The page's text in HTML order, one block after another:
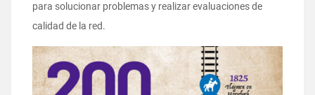
para solucionar problemas y realizar evaluaciones de
calidad de la red.